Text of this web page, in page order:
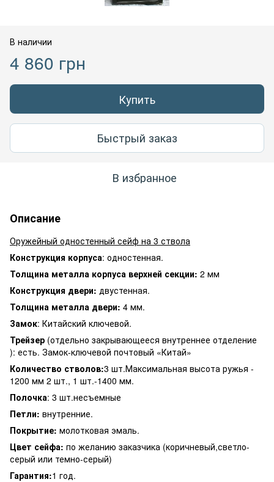
В наличии
4 860 грн
Купить
Быстрый заказ
В избранное
Описание
Оружейный одностенный сейф на 3 ствола
Конструкция корпуса: одностенная.
Толщина металла корпуса верхней секции: 2 мм
Конструкция двери: двустенная.
Толщина металла двери: 4 мм.
Замок: Китайский ключевой.
Трейзер (отдельно закрывающееся внутреннее отделение
): есть. Замок-ключевой почтовый «Китай»
Количество стволов:3 шт.Максимальная высота ружья -
1200 мм 2 шт., 1 шт.-1400 мм.
Полочка: 3 шт.несъемные
Петли: внутренние.
Покрытие: молотковая эмаль.
Цвет сейфа: по желанию заказчика (коричневый,светло-
серый или темно-серый)
Гарантия:1 год.